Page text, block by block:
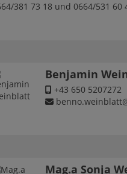
381 73 18 und 0664/531 60
Benjamin
+43 650 5207272
Mag.a Sonja